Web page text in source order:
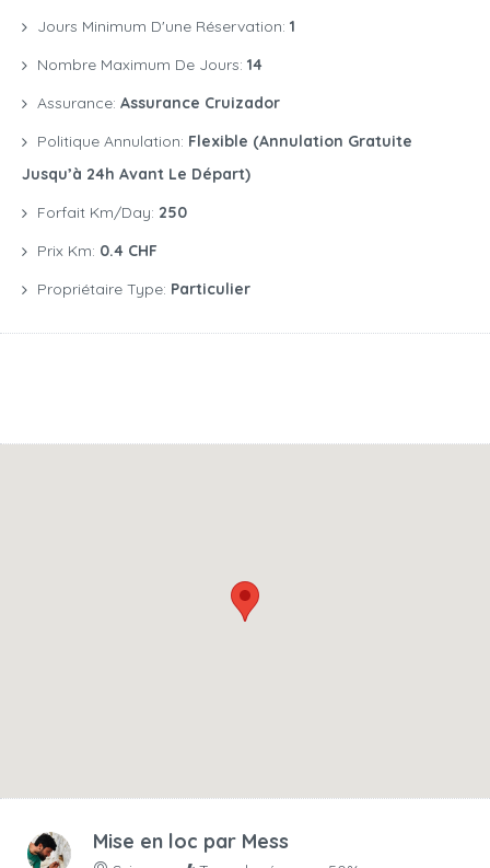
Jours Minimum D'une Réservation: 1
Nombre Maximum De Jours: 14
Assurance: Assurance Cruizador
Politique Annulation: Flexible (annulation Gratuite
Jusqu’à 24h Avant Le Départ)
Forfait Km/day: 250
Prix Km: 0.4 CHF
Propriétaire Type: Particulier
Mise en loc par Mess